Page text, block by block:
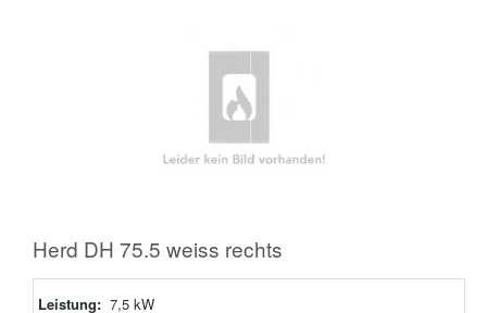
Herd DH 75.5 weiss rechts
Leistung: 7,5 kW